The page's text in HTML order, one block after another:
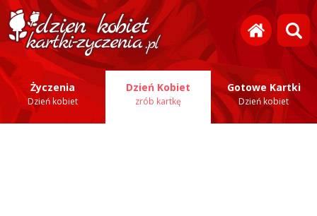
Życzenia
Dzień kobiet
Dzień Kobiet
zrób kartkę
Gotowe Kartki
Dzień kobiet